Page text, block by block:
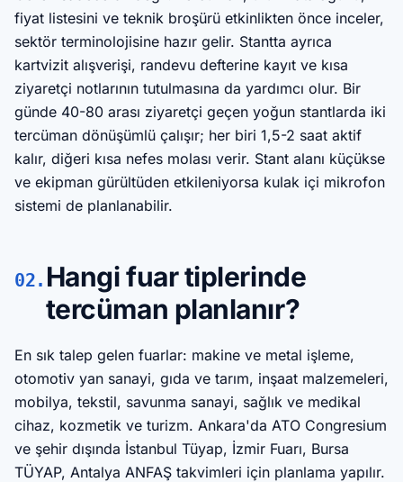
fiyat listesini ve teknik broşürü etkinlikten önce inceler,
sektör terminolojisine hazır gelir. Stantta ayrıca
kartvizit alışverişi, randevu defterine kayıt ve kısa
ziyaretçi notlarının tutulmasına da yardımcı olur. Bir
günde 40-80 arası ziyaretçi geçen yoğun stantlarda iki
tercüman dönüşümlü çalışır; her biri 1,5-2 saat aktif
kalır, diğeri kısa nefes molası verir. Stant alanı küçükse
ve ekipman gürültüden etkileniyorsa kulak içi mikrofon
sistemi de planlanabilir.
02. Hangi fuar tiplerinde
tercüman planlanır?
En sık talep gelen fuarlar: makine ve metal işleme,
otomotiv yan sanayi, gıda ve tarım, inşaat malzemeleri,
mobilya, tekstil, savunma sanayi, sağlık ve medikal
cihaz, kozmetik ve turizm. Ankara'da ATO Congresium
ve şehir dışında İstanbul Tüyap, İzmir Fuarı, Bursa
TÜYAP, Antalya ANFAŞ takvimleri için planlama yapılır.